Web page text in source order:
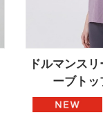
ドルマンス
ーブトッ